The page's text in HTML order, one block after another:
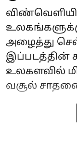
அழைத்து
இப்படத்தின்
உலகளவில்
வசூல்